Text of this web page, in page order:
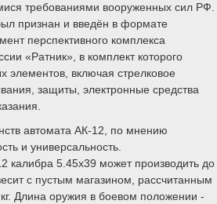
требованиями вооруженных сил РФ.
признан и введён в формате
перспективного комплекса
«Ратник», в комплект которого
элементов, включая стрелковое
защиты, электронные средства
автомата АК-12, по мнению
и универсальность.
калибра 5.45х39 может производить до
с пустым магазином, рассчитанным
Длина оружия в боевом положении -